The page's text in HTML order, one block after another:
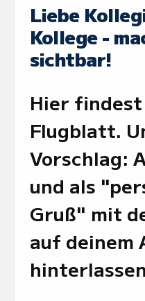
Liebe
Kollege -
sichtbar!
Hier findest
Flugblatt.
Vorschlag:
und als
Gruß" mit
auf deinem